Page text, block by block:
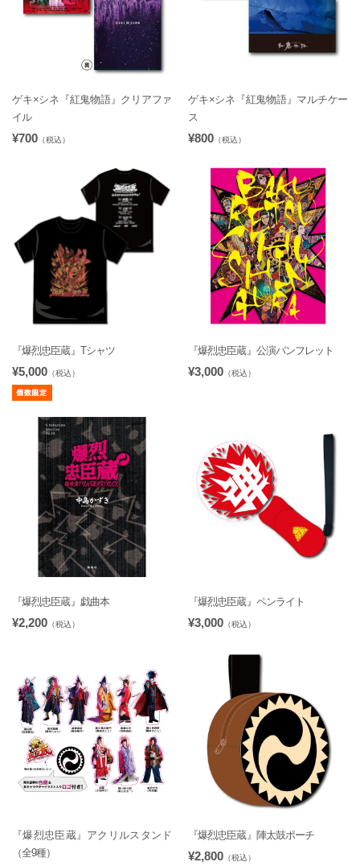
ゲキ×シネ『紅鬼物語』クリアファ
イル
¥700 （税込）
ゲキ×シネ『紅鬼物語』マルチケー
ス
¥800 （税込）
『爆烈忠臣蔵』Tシャツ
¥5,000 （税込）
『爆烈忠臣蔵』公演パンフレット
¥3,000 （税込）
『爆烈忠臣蔵』戯曲本
¥2,200 （税込）
『爆烈忠臣蔵』ペンライト
¥3,000 （税込）
『爆烈忠臣蔵』アクリルスタンド
（全9種）
『爆烈忠臣蔵』陣太鼓ポーチ
¥2,800 （税込）